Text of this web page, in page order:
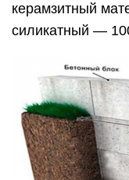
керамзитный
силикатный —